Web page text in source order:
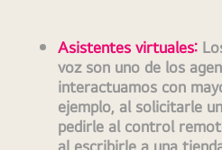
Asistentes virtuales:
voz son uno de los
interactuamos con
ejemplo, al solicitarle
pedirle al control
al escribirle a una